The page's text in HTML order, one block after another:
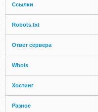
Ссылки
Robots.txt
Ответ сервера
Whois
Хостинг
Разное